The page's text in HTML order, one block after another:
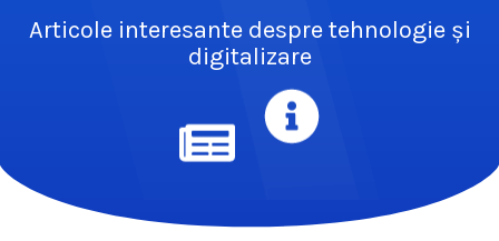
Articole interesante despre tehnologie și
digitalizare